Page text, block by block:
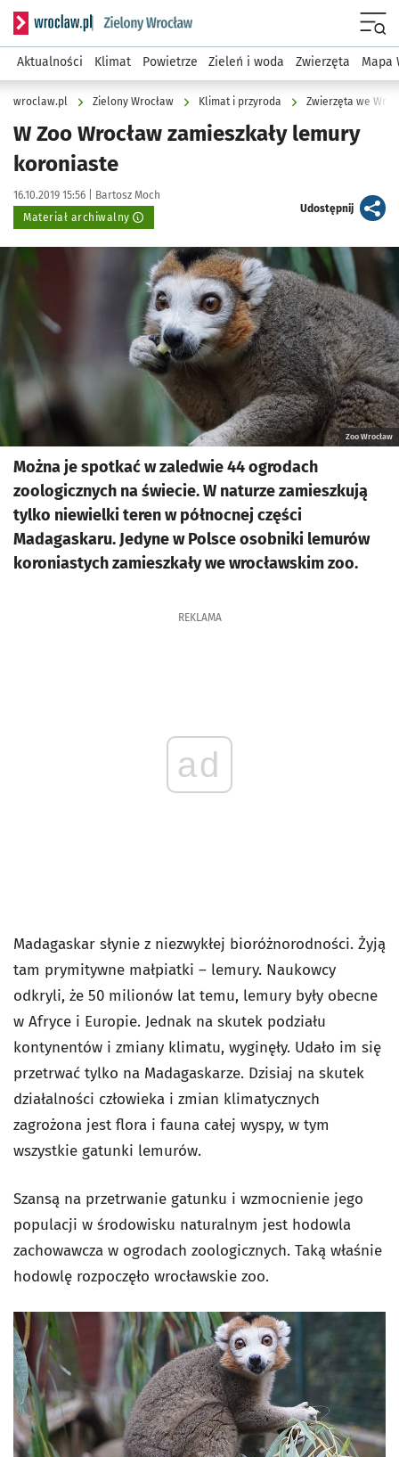
Serwis informacyjny wroclaw.pl podserwis: Środowisko we
Aktualności Klimat Powietrze Zieleń i woda Zwierzęta Mapa
wroclaw.pl Zielony Wrocław Klimat i przyroda Zwierzęta we
W Zoo Wrocław zamieszkały lemury
koroniaste
Data publikacji:
16.10.2019 15:56 | Autor:
Bartosz Moch
Materiał archiwalny
Udostępnijartykuł
Kliknij, aby powiększyć
Zoo Wrocław
Można je spotkać w zaledwie 44 ogrodach
zoologicznych na świecie. W naturze zamieszkują
tylko niewielki teren w północnej części
Madagaskaru. Jedyne w Polsce osobniki lemurów
koroniastych zamieszkały we wrocławskim zoo.
REKLAMA
ad
Madagaskar słynie z niezwykłej bioróżnorodności. Żyją
tam prymitywne małpiatki – lemury. Naukowcy
odkryli, że 50 milionów lat temu, lemury były obecne
w Afryce i Europie. Jednak na skutek podziału
kontynentów i zmiany klimatu, wyginęły. Udało im się
przetrwać tylko na Madagaskarze. Dzisiaj na skutek
działalności człowieka i zmian klimatycznych
zagrożona jest flora i fauna całej wyspy, w tym
wszystkie gatunki lemurów.
Szansą na przetrwanie gatunku i wzmocnienie jego
populacji w środowisku naturalnym jest hodowla
zachowawcza w ogrodach zoologicznych. Taką właśnie
hodowlę rozpoczęło wrocławskie zoo.